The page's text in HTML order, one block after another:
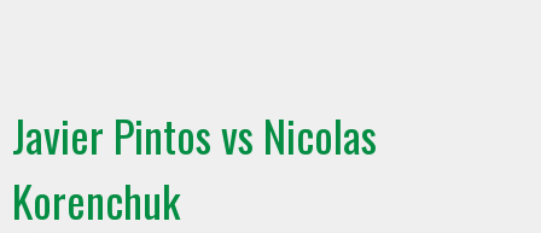
Javier Pintos vs Nicolas
Korenchuk